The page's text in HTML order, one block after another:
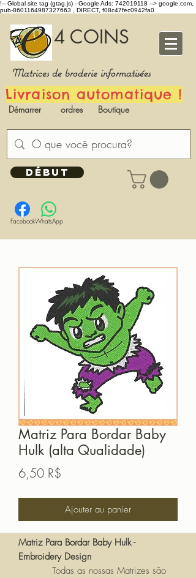
!-- Global site tag (gtag.js) - Google Ads: 742019118 --> google.com,
pub-8601164987327663 , DIRECT, f08c47fec0942fa0
4 COINS
Matrices de broderie informatisées
Livraison automatique !
Démarrer ordres Boutique
DÉBUT
FacebookWhatsApp
Matriz Para Bordar Baby
Hulk (alta Qualidade)
6,50 R$
Ajouter au panier
Matriz Para Bordar Baby Hulk -
Embroidery Design
Todas as nossas Matrizes são